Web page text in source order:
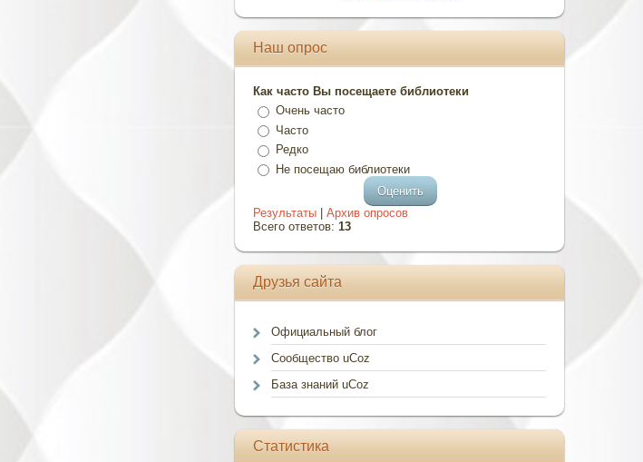
Наш опрос
Как часто Вы посещаете библиотеки
Очень часто
Часто
Редко
Не посещаю библиотеки
Результаты |Архив опросов
Всего ответов:13
Друзья сайта
Официальный блог
Сообщество uCoz
База знаний uCoz
Статистика